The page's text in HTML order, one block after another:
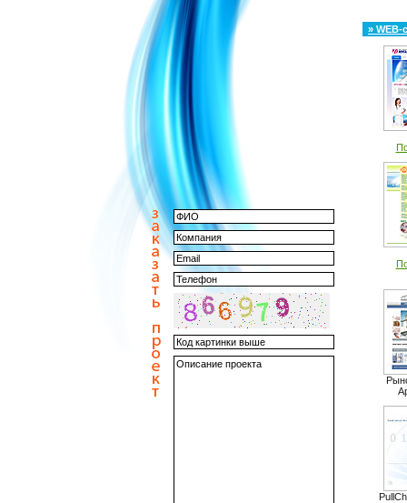
» WEB-